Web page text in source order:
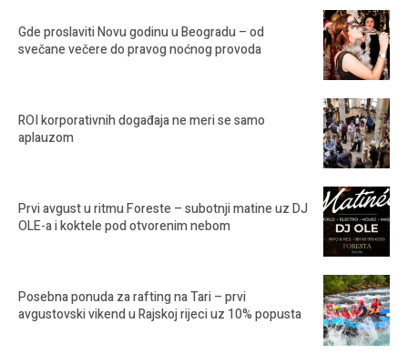
Gde proslaviti Novu godinu u Beogradu – od
svečane večere do pravog noćnog provoda
ROI korporativnih događaja ne meri se samo
aplauzom
Prvi avgust u ritmu Foreste – subotnji matine uz DJ
OLE-a i koktele pod otvorenim nebom
Posebna ponuda za rafting na Tari – prvi
avgustovski vikend u Rajskoj rijeci uz 10% popusta